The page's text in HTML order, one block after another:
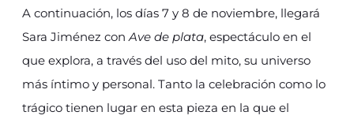
A continuación, los días 7 y 8 de noviembre, llegará
Sara Jiménez conAve de plata, espectáculo en el
que explora, a través del uso del mito, su universo
más íntimo y personal. Tanto la celebración como lo
trágico tienen lugar en esta pieza en la que el